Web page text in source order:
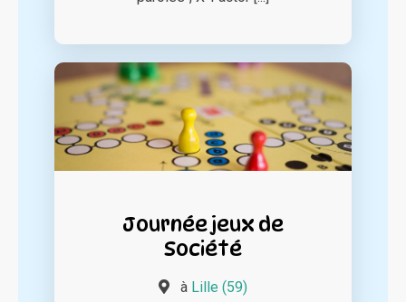
Journée jeux de
Société
à Lille (59)